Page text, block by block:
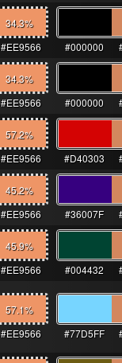
34.3%
#EE9566 #000000
34.3%
#EE9566 #000000
57.2%
#EE9566 #D40303
45.2%
#EE9566 #36007F
45.9%
#EE9566 #004432
57.1%
#EE9566 #77D5FF